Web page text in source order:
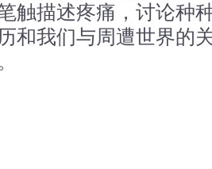
触描述疼痛，讨论种
和我们与周遭世界的